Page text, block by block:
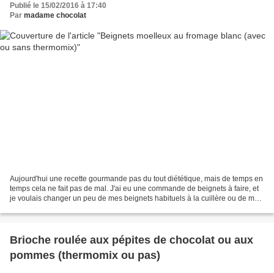
Publié le 15/02/2016 à 17:40
Par madame chocolat
Aujourd'hui une recette gourmande pas du tout diététique, mais de temps en
temps cela ne fait pas de mal. J'ai eu une commande de beignets à faire, et
je voulais changer un peu de mes beignets habituels à la cuillère ou de mes
Brioche roulée aux pépites de chocolat ou aux
pommes (thermomix ou pas)